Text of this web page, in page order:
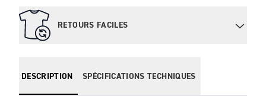
RETOURS FACILES
DESCRIPTION SPÉCIFICATIONS TECHNIQUES